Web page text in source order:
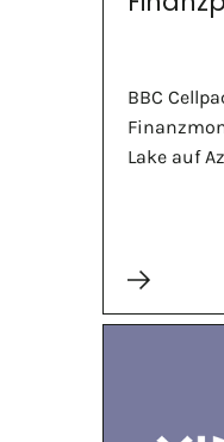
BBC
Lake auf